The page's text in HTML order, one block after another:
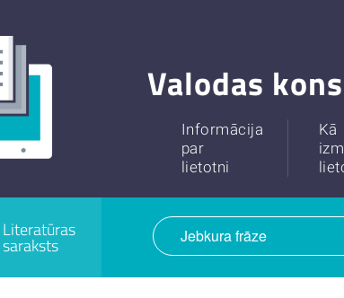
Valodas
Informācija
par
lietotni
Kā
Literatūras
saraksts